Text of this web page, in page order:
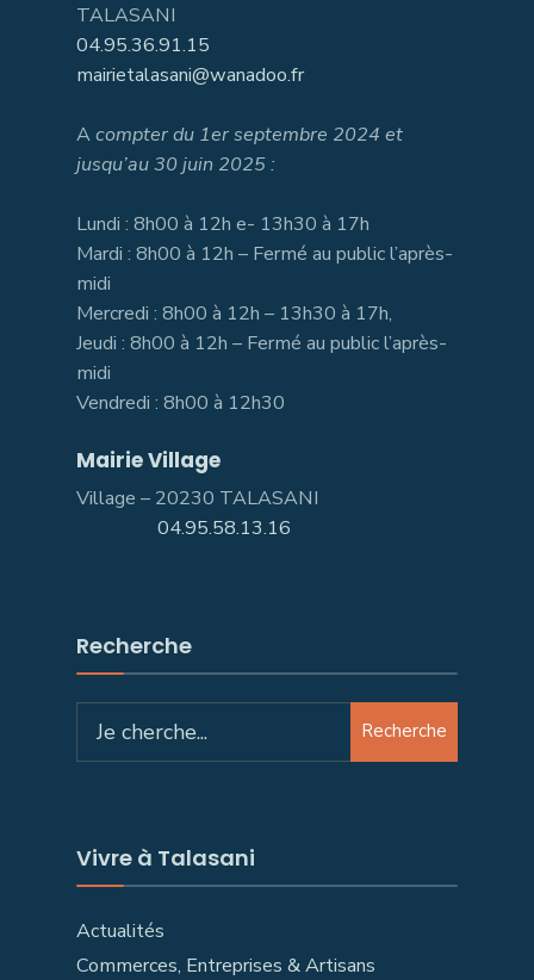
TALASANI
04.95.36.91.15
mairietalasani@wanadoo.fr
Acompter du 1er septembre 2024 et
jusqu’au 30 juin 2025 :
Lundi : 8h00 à 12h e- 13h30 à 17h
Mardi : 8h00 à 12h – Fermé au public l’après-
midi
Mercredi : 8h00 à 12h – 13h30 à 17h,
Jeudi : 8h00 à 12h – Fermé au public l’après-
midi
Vendredi : 8h00 à 12h30
Mairie Village
Village – 20230 TALASANI
04.95.58.13.16
Recherche
for:
Recherche
Vivre à Talasani
Actualités
Commerces, Entreprises & Artisans